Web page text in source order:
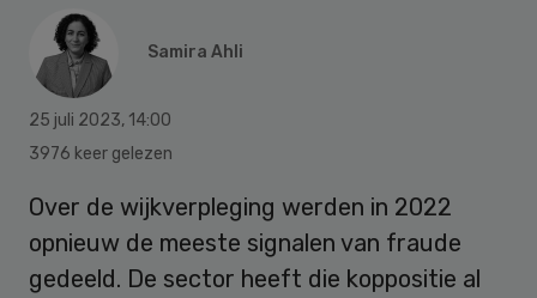
Samira Ahli
25 juli 2023, 14:00
3976 keer gelezen
Over de wijkverpleging werden in 2022
opnieuw de meeste signalen van fraude
gedeeld. De sector heeft die koppositie al